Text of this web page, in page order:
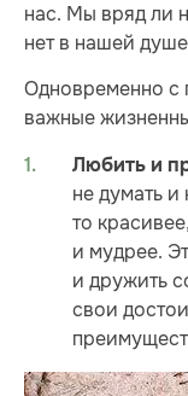
нас. Мы вряд ли
нет в нашей
Одновременно с
важные
Любить и
не думать и
то
и мудрее.
и дружить
свои